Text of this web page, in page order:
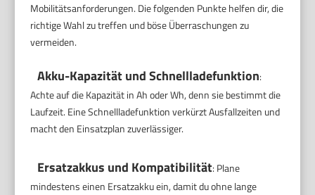
Mobilitätsanforderungen. Die folgenden Punkte helfen dir, die
richtige Wahl zu treffen und böse Überraschungen zu
vermeiden.
Akku-Kapazität und Schnellladefunktion:
Achte auf die Kapazität in Ah oder Wh, denn sie bestimmt die
Laufzeit. Eine Schnellladefunktion verkürzt Ausfallzeiten und
macht den Einsatzplan zuverlässiger.
Ersatzakkus und Kompatibilität: Plane
mindestens einen Ersatzakku ein, damit du ohne lange